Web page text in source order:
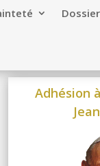
Adhésion